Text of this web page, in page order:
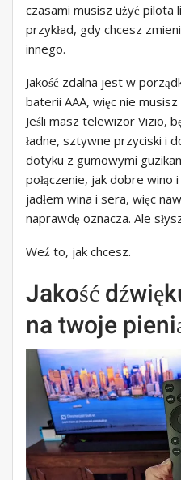
czasami musisz użyć pilota
przykład, gdy chcesz
innego.
Jakość zdalna jest w
baterii AAA, więc nie
Jeśli masz telewizor Vizio,
ładne, sztywne przyciski i
dotyku z gumowymi
połączenie, jak dobre wino
jadłem wina i sera, więc
naprawdę oznacza. Ale
Weź to, jak chcesz.
Jakość
na twoje